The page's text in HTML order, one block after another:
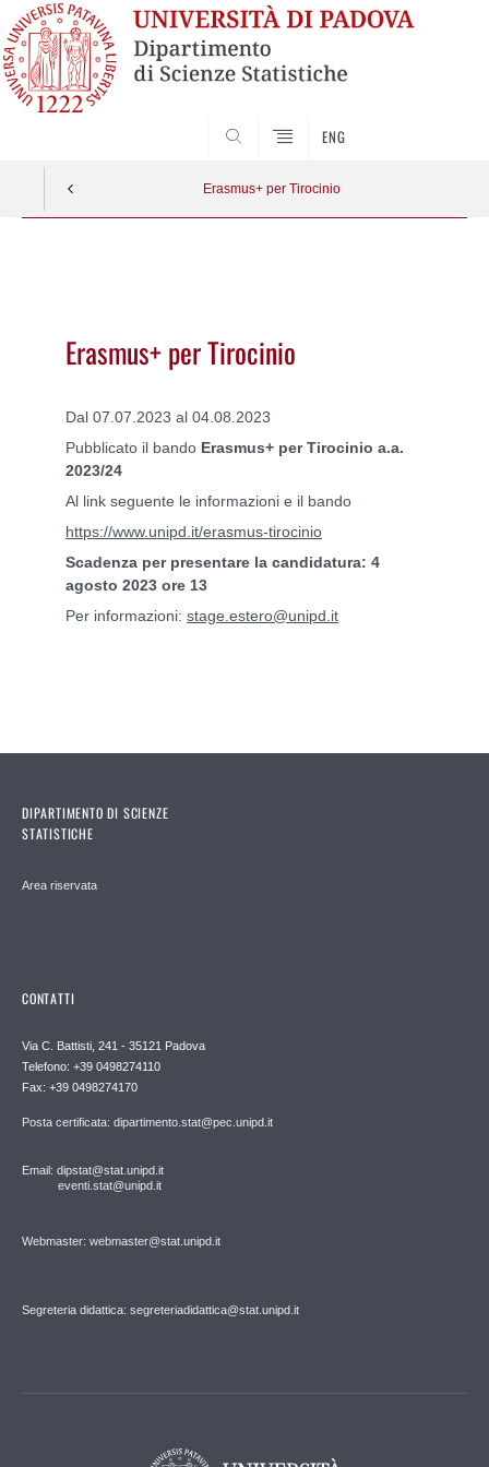
ENG
Erasmus+ per Tirocinio
Erasmus+ per Tirocinio
Dal 07.07.2023 al 04.08.2023
Pubblicato il bando Erasmus+ per Tirocinio a.a.
2023/24
Al link seguente le informazioni e il bando
https://www.unipd.it/erasmus-tirocinio
Scadenza per presentare la candidatura: 4
agosto 2023 ore 13
Per informazioni: stage.estero@unipd.it
DIPARTIMENTO DI SCIENZE
STATISTICHE
Area riservata
CONTATTI
Via C. Battisti, 241 - 35121 Padova
Telefono: +39 0498274110
Fax: +39 0498274170
Posta certificata: dipartimento.stat@pec.unipd.it
Email: dipstat@stat.unipd.it
eventi.stat@unipd.it
Webmaster: webmaster@stat.unipd.it
Segreteria didattica: segreteriadidattica@stat.unipd.it